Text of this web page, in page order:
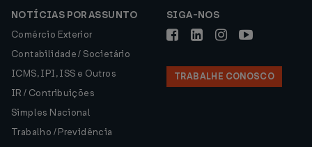
NOTÍCIAS POR ASSUNTO
Comércio Exterior
Contabilidade / Societário
ICMS, IPI, ISS e Outros
IR / Contribuições
Simples Nacional
Trabalho / Previdência
SIGA-NOS
TRABALHE CONOSCO